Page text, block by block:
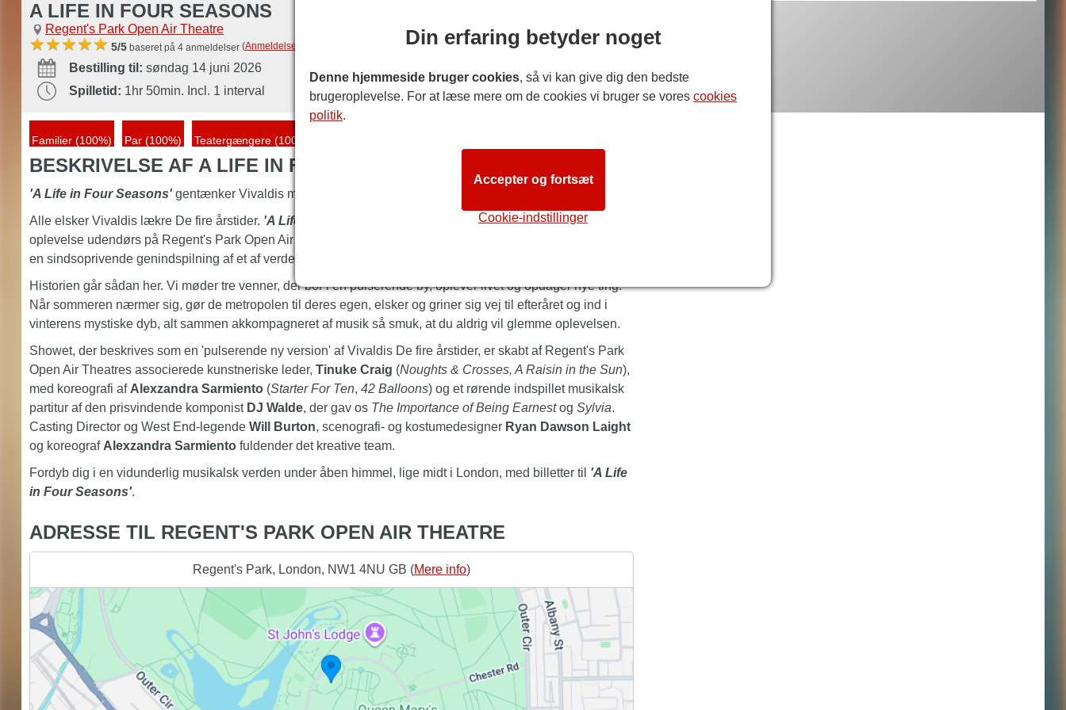
A LIFE IN FOUR SEASONS
Regent's Park Open Air Theatre
5/5 baseret på 4 anmeldelser (Anmeldelser
Bestilling til: søndag 14 juni 2026
Spilletid: 1hr 50min. Incl. 1 interval
Familier (100%) Par (100%) Teatergængere (100%)
BESKRIVELSE AF A LIFE IN FOUR SEASONS
'A Life in Four Seasons'gentænker Vivaldis mesterværk som et forbløffende nyt danseværk.
Alle elsker Vivaldis lækre De fire årstider. 'A Life in Four Seasons'
leverer en ærefrygtindgydende
oplevelse udendørs på Regent's Park Open Air Theatre – en blændende aften med dristig moderne dans til
en sindsoprivende genindspilning af et af verdens mest populære musikstykker.
Historien går sådan her. Vi møder tre venner, der bor i en pulserende by, oplever livet og opdager nye ting.
Når sommeren nærmer sig, gør de metropolen til deres egen, elsker og griner sig vej til efteråret og ind i
vinterens mystiske dyb, alt sammen akkompagneret af musik så smuk, at du aldrig vil glemme oplevelsen.
Showet, der beskrives som en 'pulserende ny version' af Vivaldis De fire årstider, er skabt af Regent's Park
Open Air Theatres associerede kunstneriske leder, Tinuke Craig (Noughts & Crosses, A Raisin in the Sun),
med koreografi af Alexzandra Sarmiento(Starter For Ten, 42 Balloons) og et rørende indspillet musikalsk
partitur af den prisvindende komponist DJ Walde, der gav os The Importance of Being Earnestog Sylvia.
Casting Director og West End-legende Will Burton, scenografi- og kostumedesigner Ryan Dawson Laight
og koreograf Alexzandra Sarmientofuldender det kreative team.
Fordyb dig i en vidunderlig musikalsk verden under åben himmel, lige midt i London, med billetter til 'A Life
in Four Seasons'.
ADRESSE TIL REGENT'S PARK OPEN AIR THEATRE
Regent's Park, London, NW1 4NU GB (Mere info)
Din erfaring betyder noget
Denne hjemmeside bruger cookies, så vi kan give dig den bedste
brugeroplevelse. For at læse mere om de cookies vi bruger se vores cookies
politik.
Cookie-indstillinger
Accepter og fortsæt